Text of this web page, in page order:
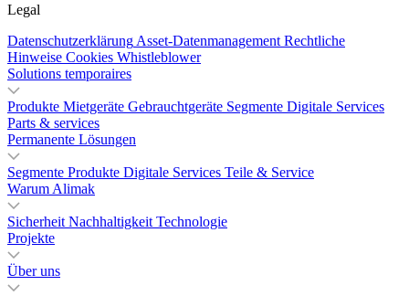
Legal
Datenschutzerklärung Asset-Datenmanagement Rechtliche
Hinweise Cookies Whistleblower
Solutions temporaires
Produkte Mietgeräte Gebrauchtgeräte Segmente Digitale Services
Parts & services
Permanente Lösungen
Segmente Produkte Digitale Services Teile & Service
Warum Alimak
Sicherheit Nachhaltigkeit Technologie
Projekte
Über uns